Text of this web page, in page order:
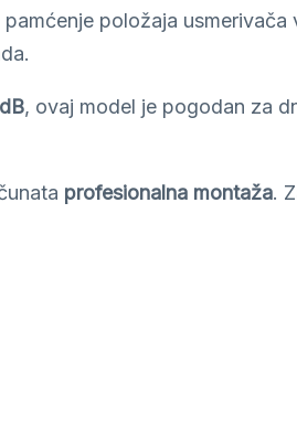
položaja usmerivača
, ovaj model je pogodan za
profesionalna montaža.